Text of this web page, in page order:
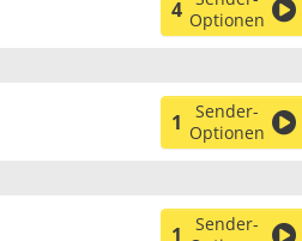
4 Optionen
1
Sender-
Optionen
1
Sender-